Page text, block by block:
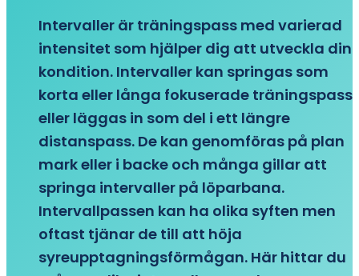
Intervaller är träningspass med varierad
intensitet som hjälper dig att utveckla din
kondition. Intervaller kan springas som
korta eller långa fokuserade träningspass
eller läggas in som del i ett längre
distanspass. De kan genomföras på plan
mark eller i backe och många gillar att
springa intervaller på löparbana.
Intervallpassen kan ha olika syften men
oftast tjänar de till att höja
syreupptagningsförmågan. Här hittar du